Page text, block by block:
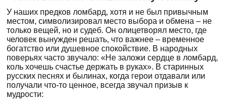
У наших предков ломбард, хотя и не был привычным
местом, символизировал место выбора и обмена – не
только вещей, но и судеб. Он олицетворял место, где
человек вынужден решать, что важнее – временное
богатство или душевное спокойствие. В народных
поверьях часто звучало: «Не заложи сердце в ломбард,
коль хочешь счастье держать в руках». В старинных
русских песнях и былинах, когда герои отдавали или
получали что-то ценное, всегда звучал призыв к
мудрости: